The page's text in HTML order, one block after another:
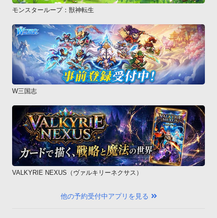
が消えます。　【寄付版】
id=com.appspot.pistatium.test
もし気に入っていただけたら、
こちらを購入していただけると嬉しいです。
機能は一緒ですが、
アイコンがちょっとだけ豪華になっています。
尚、購入による売上は次のアプリ開発への
モチベーション向上のため使用させて頂きます。
【最速のアプリシリーズ】
起動から終了までがもっとも速いアプリのシリーズです。
単純に起動が早いだけでなく、操作の流れを意識して、
使い終わった後速やかに別のアプリへ移動出来るよう
速く終了できるような設計がしてあります。あなたの作業を邪
魔しない最速の便利ツールを是非。
モンスターループ：獣神転生
W三国志
VALKYRIE NEXUS（ヴァルキリーネクサス）
他の予約受付中アプリを見る